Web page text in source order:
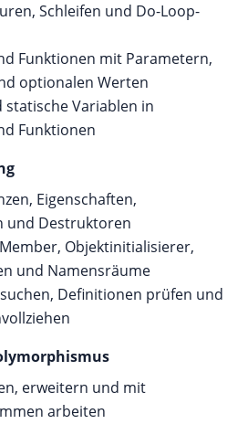
Schleifen und Do-Loop-
Funktionen mit Parametern,
optionalen Werten
statische Variablen in
Funktionen
Eigenschaften,
und Destruktoren
Objektinitialisierer,
und Namensräume
Definitionen prüfen und
erweitern und mit
arbeiten